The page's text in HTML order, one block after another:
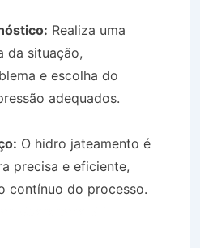
Realiza uma
da situação,
e escolha do
adequados.
O hidro jateamento é
precisa e eficiente,
contínuo do processo.